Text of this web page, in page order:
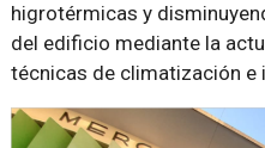
higrotérmicas y
del edificio mediante la
técnicas de climatización e